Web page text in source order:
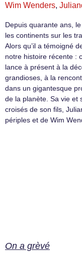
Wim Wenders,
Depuis quarante ans,
les continents sur les
Alors qu’il a témoigné
notre histoire récente :
lance à présent à la
grandioses, à la
dans un gigantesque
de la planète. Sa vie et
croisés de son fils,
périples et de Wim
On a grèvé